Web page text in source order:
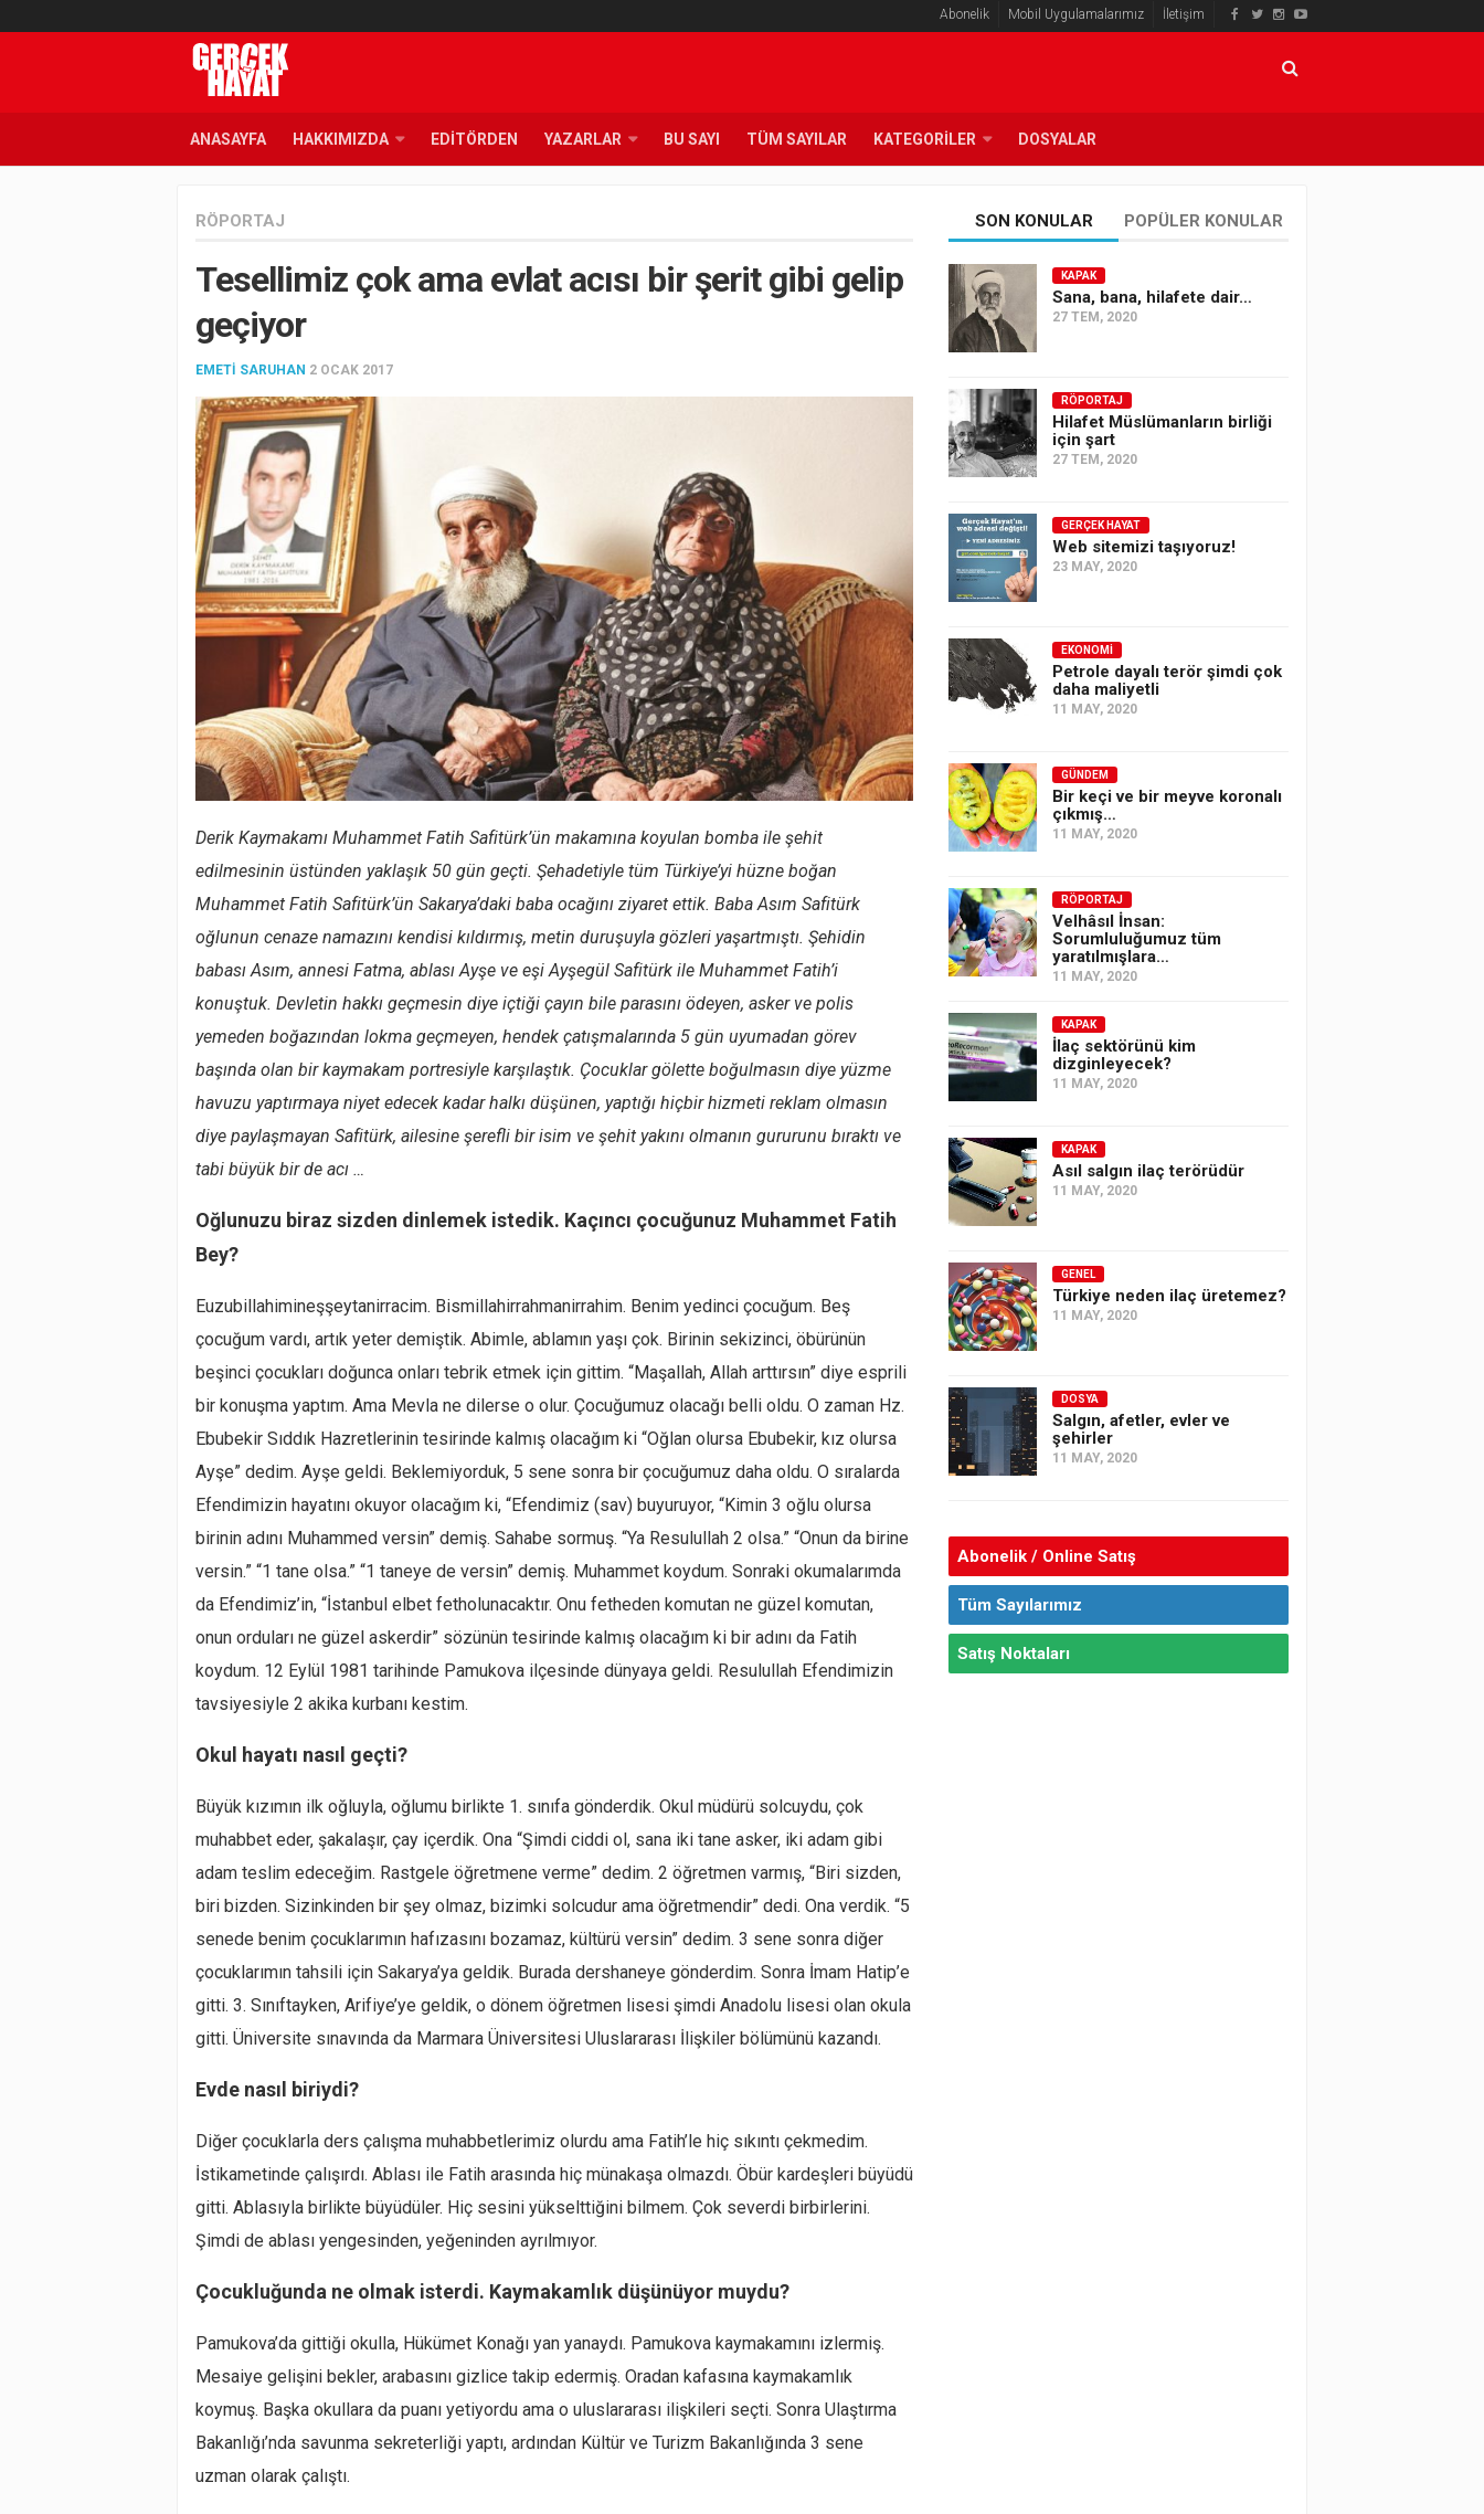
Abonelik Mobil Uygulamalarımız İletişim
ANASAYFA HAKKIMIZDA EDITÖRDEN YAZARLAR BU SAYI TÜM SAYILAR KATEGORILER DOSYALAR
RÖPORTAJ
Tesellimiz çok ama evlat acısı bir şerit gibi gelip
geçiyor
EMETI SARUHAN 2 OCAK 2017
Derik Kaymakamı Muhammet Fatih Safitürk’ün makamına koyulan bomba ile şehit
edilmesinin üstünden yaklaşık 50 gün geçti. Şehadetiyle tüm Türkiye’yi hüzne boğan
Muhammet Fatih Safitürk’ün Sakarya’daki baba ocağını ziyaret ettik. Baba Asım Safitürk
oğlunun cenaze namazını kendisi kıldırmış, metin duruşuyla gözleri yaşartmıştı. Şehidin
babası Asım, annesi Fatma, ablası Ayşe ve eşi Ayşegül Safitürk ile Muhammet Fatih’i
konuştuk. Devletin hakkı geçmesin diye içtiği çayın bile parasını ödeyen, asker ve polis
yemeden boğazından lokma geçmeyen, hendek çatışmalarında 5 gün uyumadan görev
başında olan bir kaymakam portresiyle karşılaştık. Çocuklar gölette boğulmasın diye yüzme
havuzu yaptırmaya niyet edecek kadar halkı düşünen, yaptığı hiçbir hizmeti reklam olmasın
diye paylaşmayan Safitürk, ailesine şerefli bir isim ve şehit yakını olmanın gururunu bıraktı ve
tabi büyük bir de acı …
Oğlunuzu biraz sizden dinlemek istedik. Kaçıncı çocuğunuz Muhammet Fatih
Bey?
Euzubillahimineşşeytanirracim. Bismillahirrahmanirrahim. Benim yedinci çocuğum. Beş
çocuğum vardı, artık yeter demiştik. Abimle, ablamın yaşı çok. Birinin sekizinci, öbürünün
beşinci çocukları doğunca onları tebrik etmek için gittim. “Maşallah, Allah arttırsın” diye esprili
bir konuşma yaptım. Ama Mevla ne dilerse o olur. Çocuğumuz olacağı belli oldu. O zaman Hz.
Ebubekir Sıddık Hazretlerinin tesirinde kalmış olacağım ki “Oğlan olursa Ebubekir, kız olursa
Ayşe” dedim. Ayşe geldi. Beklemiyorduk, 5 sene sonra bir çocuğumuz daha oldu. O sıralarda
Efendimizin hayatını okuyor olacağım ki, “Efendimiz (sav) buyuruyor, “Kimin 3 oğlu olursa
birinin adını Muhammed versin” demiş. Sahabe sormuş. “Ya Resulullah 2 olsa.” “Onun da birine
versin.” “1 tane olsa.” “1 taneye de versin” demiş. Muhammet koydum. Sonraki okumalarımda
da Efendimiz’in, “İstanbul elbet fetholunacaktır. Onu fetheden komutan ne güzel komutan,
onun orduları ne güzel askerdir” sözünün tesirinde kalmış olacağım ki bir adını da Fatih
koydum. 12 Eylül 1981 tarihinde Pamukova ilçesinde dünyaya geldi. Resulullah Efendimizin
tavsiyesiyle 2 akika kurbanı kestim.
Okul hayatı nasıl geçti?
Büyük kızımın ilk oğluyla, oğlumu birlikte 1. sınıfa gönderdik. Okul müdürü solcuydu, çok
muhabbet eder, şakalaşır, çay içerdik. Ona “Şimdi ciddi ol, sana iki tane asker, iki adam gibi
adam teslim edeceğim. Rastgele öğretmene verme” dedim. 2 öğretmen varmış, “Biri sizden,
biri bizden. Sizinkinden bir şey olmaz, bizimki solcudur ama öğretmendir” dedi. Ona verdik. “5
senede benim çocuklarımın hafızasını bozamaz, kültürü versin” dedim. 3 sene sonra diğer
çocuklarımın tahsili için Sakarya’ya geldik. Burada dershaneye gönderdim. Sonra İmam Hatip’e
gitti. 3. Sınıftayken, Arifiye’ye geldik, o dönem öğretmen lisesi şimdi Anadolu lisesi olan okula
gitti. Üniversite sınavında da Marmara Üniversitesi Uluslararası İlişkiler bölümünü kazandı.
Evde nasıl biriydi?
Diğer çocuklarla ders çalışma muhabbetlerimiz olurdu ama Fatih’le hiç sıkıntı çekmedim.
İstikametinde çalışırdı. Ablası ile Fatih arasında hiç münakaşa olmazdı. Öbür kardeşleri büyüdü
gitti. Ablasıyla birlikte büyüdüler. Hiç sesini yükselttiğini bilmem. Çok severdi birbirlerini.
Şimdi de ablası yengesinden, yeğeninden ayrılmıyor.
Çocukluğunda ne olmak isterdi. Kaymakamlık düşünüyor muydu?
Pamukova’da gittiği okulla, Hükümet Konağı yan yanaydı. Pamukova kaymakamını izlermiş.
Mesaiye gelişini bekler, arabasını gizlice takip edermiş. Oradan kafasına kaymakamlık
koymuş. Başka okullara da puanı yetiyordu ama o uluslararası ilişkileri seçti. Sonra Ulaştırma
Bakanlığı’nda savunma sekreterliği yaptı, ardından Kültür ve Turizm Bakanlığında 3 sene
uzman olarak çalıştı.
SON KONULAR POPÜLER KONULAR
KAPAK
Sana, bana, hilafete dair…
27 TEM, 2020
RÖPORTAJ
Hilafet Müslümanların birliği
için şart
27 TEM, 2020
GERÇEK HAYAT
Web sitemizi taşıyoruz!
23 MAY, 2020
EKONOMI
Petrole dayalı terör şimdi çok
daha maliyetli
11 MAY, 2020
GÜNDEM
Bir keçi ve bir meyve koronalı
çıkmış…
11 MAY, 2020
RÖPORTAJ
Velhâsıl İnsan:
Sorumluluğumuz tüm
yaratılmışlara…
11 MAY, 2020
KAPAK
İlaç sektörünü kim
dizginleyecek?
11 MAY, 2020
KAPAK
Asıl salgın ilaç terörüdür
11 MAY, 2020
GENEL
Türkiye neden ilaç üretemez?
11 MAY, 2020
DOSYA
Salgın, afetler, evler ve
şehirler
11 MAY, 2020
Abonelik / Online Satış
Tüm Sayılarımız
Satış Noktaları